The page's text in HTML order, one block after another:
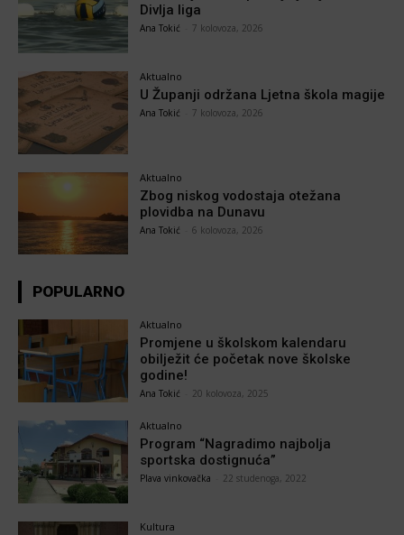
Divlja liga
Ana Tokić 7 kolovoza, 2026
Aktualno
U Županji održana Ljetna škola magije
Ana Tokić 7 kolovoza, 2026
Aktualno
Zbog niskog vodostaja otežana
plovidba na Dunavu
Ana Tokić 6 kolovoza, 2026
POPULARNO
Aktualno
Promjene u školskom kalendaru
obilježit će početak nove školske
godine!
Ana Tokić 20 kolovoza, 2025
Aktualno
Program “Nagradimo najbolja
sportska dostignuća”
Plava vinkovačka 22 studenoga, 2022
Kultura